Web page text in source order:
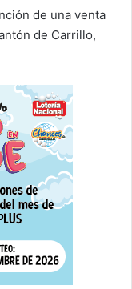
de una venta
de Carrillo,